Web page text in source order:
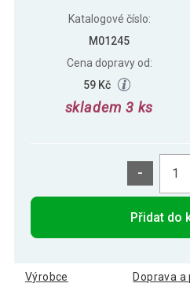
Katalogové číslo:
M01245
Cena dopravy od:
59 Kč
skladem 3 ks
-
Přidat do
Výrobce Doprava a